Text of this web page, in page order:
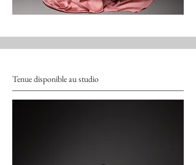
Tenue disponible au studio